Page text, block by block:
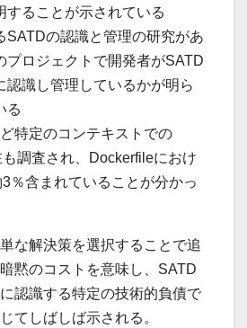
することが示されている
SATDの認識と管理の研究があ
プロジェクトで開発者がSATD
認識し管理しているかが明ら
る
特定のコンテキストでの
調査され、Dockerfileにおけ
％含まれていることが分かっ
な解決策を選択することで追
黙のコストを意味し、SATD
認識する特定の技術的負債で
てしばしば示される。